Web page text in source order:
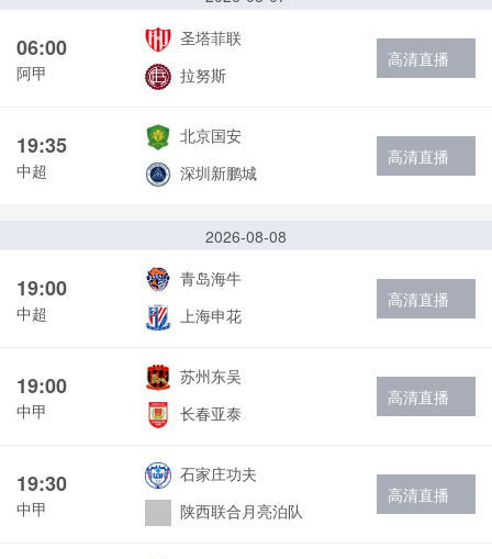
06:00
阿甲
圣塔菲联
拉努斯
高清直播
19:35
中超
北京国安
深圳新鹏城
高清直播
2026-08-08
19:00
中超
青岛海牛
上海申花
高清直播
19:00
中甲
苏州东吴
长春亚泰
高清直播
19:30
中甲
石家庄功夫
陕西联合月亮泊队
高清直播